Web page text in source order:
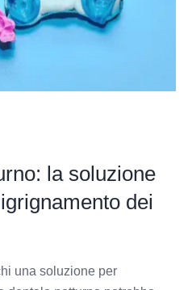
la soluzione
dei
una soluzione per